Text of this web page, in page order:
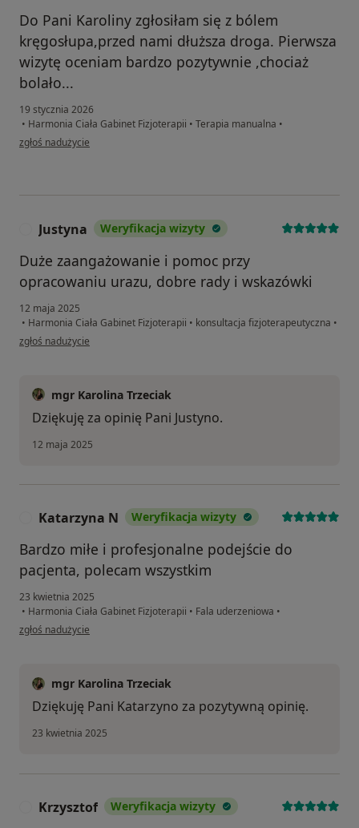
Do Pani Karoliny zgłosiłam się z bólem
kręgosłupa,przed nami dłuższa droga. Pierwsza
wizytę oceniam bardzo pozytywnie ,chociaż
bolało...
19 stycznia 2026
• Harmonia Ciała Gabinet Fizjoterapii • Terapia manualna •
w opinii użytkownika Izabella
zgłoś nadużycie
Justyna Weryfikacja wizyty
Duże zaangażowanie i pomoc przy
opracowaniu urazu, dobre rady i wskazówki
12 maja 2025
• Harmonia Ciała Gabinet Fizjoterapii • konsultacja fizjoterapeutyczna •
w opinii użytkownika Justyna
zgłoś nadużycie
mgr Karolina Trzeciak
Dziękuję za opinię Pani Justyno.
12 maja 2025
Katarzyna N Weryfikacja wizyty
Bardzo miłe i profesjonalne podejście do
pacjenta, polecam wszystkim
23 kwietnia 2025
• Harmonia Ciała Gabinet Fizjoterapii • Fala uderzeniowa •
w opinii użytkownika Katarzyna N
zgłoś nadużycie
mgr Karolina Trzeciak
Dziękuję Pani Katarzyno za pozytywną opinię.
23 kwietnia 2025
Krzysztof Weryfikacja wizyty